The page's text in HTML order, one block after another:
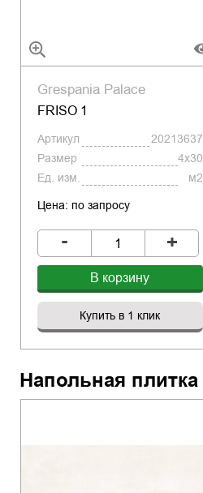
Grespania Palace
FRISO 1
Артикул
20213637
Размер
4x30
Ед. изм.
м2
Цена: по запросу
- +
В корзину
Купить в 1 клик
Напольная плитка